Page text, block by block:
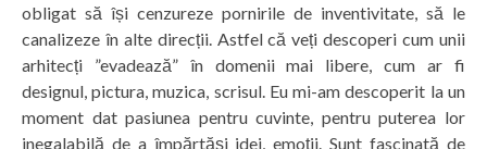
obligat să își cenzureze pornirile de inventivitate, să le
canalizeze în alte direcții. Astfel că veți descoperi cum unii
arhitecți ”evadează” în domenii mai libere, cum ar fi
designul, pictura, muzica, scrisul. Eu mi-am descoperit la un
moment dat pasiunea pentru cuvinte, pentru puterea lor
inegalabilă de a împărtăși idei, emoții. Sunt fascinată de